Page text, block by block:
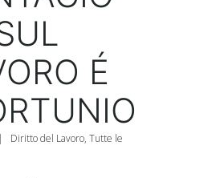
É
Diritto del Lavoro, Tutte le